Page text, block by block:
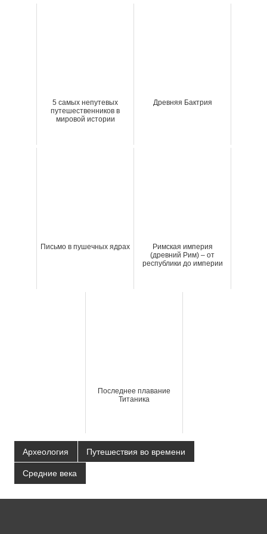
5 самых непутевых
путешественников в
мировой истории
Древняя Бактрия
Письмо в пушечных ядрах
Римская империя
(древний Рим) – от
республики до империи
Последнее плавание
Титаника
Археология Путешествия во времени
Средние века